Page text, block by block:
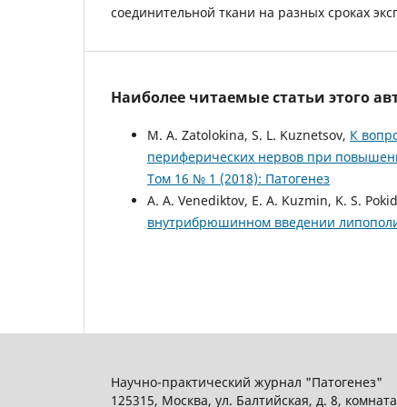
соединительной ткани на разных сроках
Наиболее читаемые статьи этого
M. A. Zatolokina, S. L. Kuznetsov, К
периферических нервов при
Том 16 № 1 (2018): Патогенез
A. A. Venediktov, E. A. Kuzmin, K. S.
внутрибрюшинном введении
Научно-практический журнал "Патогенез"
125315, Москва, ул. Балтийская, д. 8,